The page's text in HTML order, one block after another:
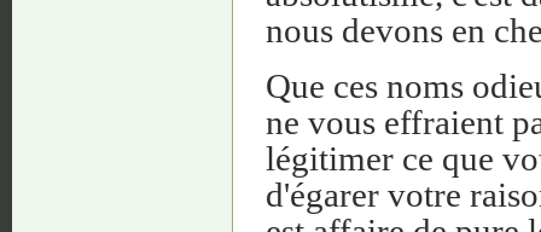
nous devons en
Que ces noms
ne vous effraient
légitimer ce que
d'égarer votre